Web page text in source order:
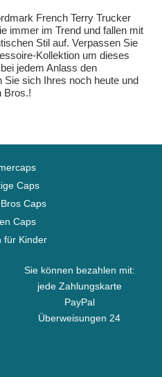
French Terry Trucker
immer im Trend und fallen mit
Stil auf. Verpassen Sie
Kollektion um dieses
jedem Anlass den
sich Ihres noch heute und
Bros.!
Caps
Caps
Caps
für Kinder
Sie können bezahlen mit:
jede Zahlungskarte
PayPal
Überweisungen 24